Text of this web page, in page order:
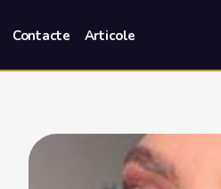
Contacte Articole